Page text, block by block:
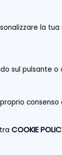
la tua
sul pulsante
consenso
COOKIE